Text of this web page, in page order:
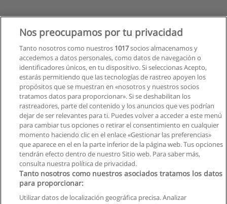
Nos preocupamos por tu privacidad
Tanto nosotros como nuestros 1017socios almacenamos y
accedemos a datos personales, como datos de navegación o
identificadores únicos, en tu dispositivo. Si seleccionas Acepto,
estarás permitiendo que las tecnologías de rastreo apoyen los
propósitos que se muestran en «nosotros y nuestros socios
tratamos datos para proporcionar». Si se deshabilitan los
rastreadores, parte del contenido y los anuncios que ves podrían
dejar de ser relevantes para ti. Puedes volver a acceder a este menú
para cambiar tus opciones o retirar el consentimiento en cualquier
momento haciendo clic en el enlace «Gestionar las preferencias»
que aparece en el en la parte inferior de la página web. Tus opciones
tendrán efecto dentro de nuestro Sitio web. Para saber más,
consulta nuestra política de privacidad.
Tanto nosotros como nuestros asociados tratamos los datos
para proporcionar:
Utilizar datos de localización geográfica precisa. Analizar